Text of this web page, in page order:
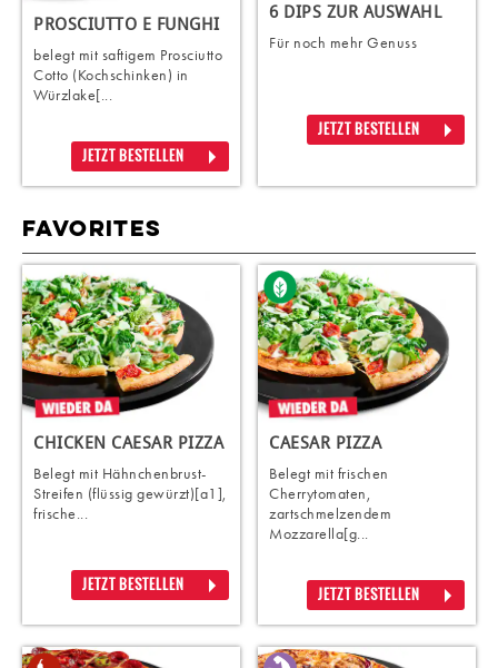
PROSCIUTTO E FUNGHI
belegt mit saftigem Prosciutto
Cotto (Kochschinken) in
Würzlake[...
JETZT BESTELLEN
6 DIPS ZUR AUSWAHL
Für noch mehr Genuss
JETZT BESTELLEN
FAVORITES
CHICKEN CAESAR PIZZA
Belegt mit Hähnchenbrust-
Streifen (flüssig gewürzt)[a1],
frische...
JETZT BESTELLEN
CAESAR PIZZA
Belegt mit frischen
Cherrytomaten,
zartschmelzendem
Mozzarella[g...
JETZT BESTELLEN